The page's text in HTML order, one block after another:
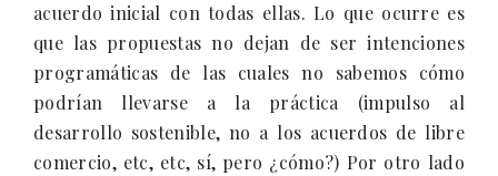
acuerdo inicial con todas ellas. Lo que ocurre es
que las propuestas no dejan de ser intenciones
programáticas de las cuales no sabemos cómo
podrían llevarse a la práctica (impulso al
desarrollo sostenible, no a los acuerdos de libre
comercio, etc, etc, sí, pero ¿cómo?) Por otro lado